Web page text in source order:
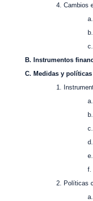
Cambios en
Decisiones
Presiones del
Instrumentos
Medidas y políticas
Instrumentos
Prohibiciones
Sanciones
Ajustes fiscales
Cuotas
Eco-
Políticas
Legislaciones